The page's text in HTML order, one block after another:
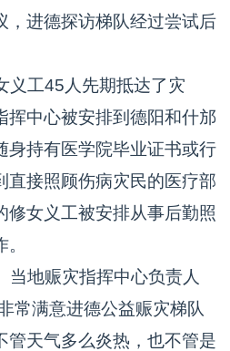
，进德探访梯队经过尝试后
工45人先期抵达了灾
挥中心被安排到德阳和什邡
身持有医学院毕业证书或行
直接照顾伤病灾民的医疗部
修女义工被安排从事后勤照
地赈灾指挥中心负责人
常满意进德公益赈灾梯队
管天气多么炎热，也不管是